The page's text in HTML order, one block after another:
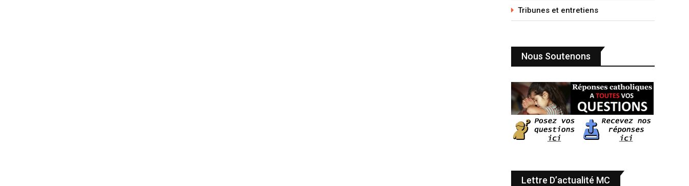
Tribunes et entretiens
Nous Soutenons
Lettre D’actualité MC